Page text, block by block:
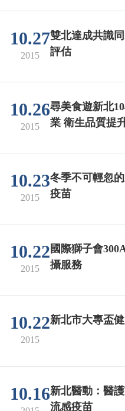
10.27
2015
雙北達成共識
評估
10.26
2015
尋美食遊新北
業 衛生品質提
10.23
2015
冬季不可輕忽
疫苗
10.22
2015
國際獅子會
攝服務
10.22
2015
新北市大專盃
10.16新北醫動：醫
流感疫苗